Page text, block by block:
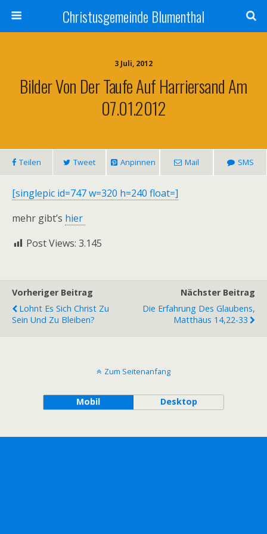
Christusgemeinde Blumenthal
3 Juli, 2012
Bilder Von Der Taufe Auf Harriersand Am
07.01.2012
Teilen Tweet Anpinnen Mail SMS
[singlepic id=747 w=320 h=240 float=]
mehr gibt’s hier
Post Views: 3.145
Vorheriger Beitrag
Lohnt Es Sich Christ Zu
Sein Und Zu Bleiben?
Nächster Beitrag
Die Erfahrung Des Glaubens,
Matthäus 14,22-33
Zum Seitenanfang
Mobil Desktop